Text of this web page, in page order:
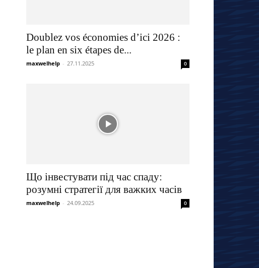
Doublez vos économies d’ici 2026 :
le plan en six étapes de...
maxwelhelp - 27.11.2025 0
Що інвестувати під час спаду:
розумні стратегії для важких часів
maxwelhelp - 24.09.2025 0